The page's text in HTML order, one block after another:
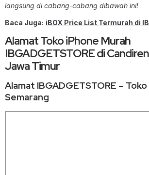
langsung di cabang-cabang dibawah ini!
Baca Juga: iBOX Price List Termurah di
Alamat Toko iPhone Murah
IBGADGETSTORE di
Jawa Timur
Alamat IBGADGETSTORE –
Semarang